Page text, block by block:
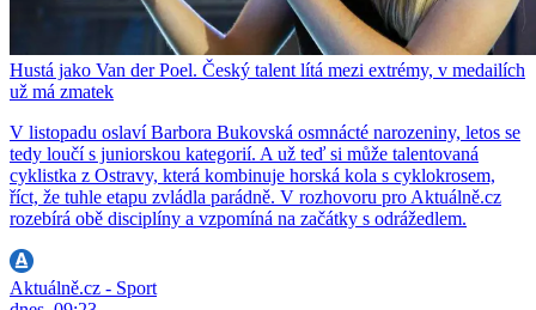
Hustá jako Van der Poel. Český talent lítá mezi extrémy, v medailích
už má zmatek
V listopadu oslaví Barbora Bukovská osmnácté narozeniny, letos se
tedy loučí s juniorskou kategorií. A už teď si může talentovaná
cyklistka z Ostravy, která kombinuje horská kola s cyklokrosem,
říct, že tuhle etapu zvládla parádně. V rozhovoru pro Aktuálně.cz
rozebírá obě disciplíny a vzpomíná na začátky s odrážedlem.
Aktuálně.cz - Sport